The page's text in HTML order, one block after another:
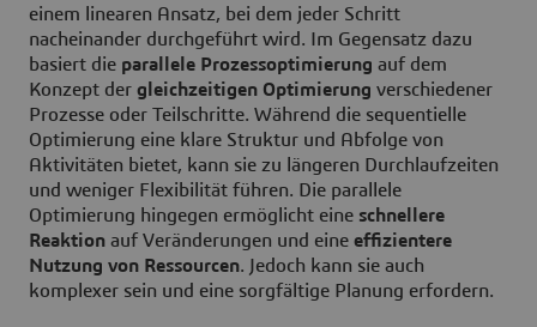
einem linearen Ansatz, bei dem jeder Schritt
nacheinander durchgeführt wird. Im Gegensatz dazu
basiert die parallele Prozessoptimierung auf dem
Konzept der gleichzeitigen Optimierung verschiedener
Prozesse oder Teilschritte. Während die sequentielle
Optimierung eine klare Struktur und Abfolge von
Aktivitäten bietet, kann sie zu längeren Durchlaufzeiten
und weniger Flexibilität führen. Die parallele
Optimierung hingegen ermöglicht eine schnellere
Reaktion auf Veränderungen und eine effizientere
Nutzung von Ressourcen. Jedoch kann sie auch
komplexer sein und eine sorgfältige Planung erfordern.